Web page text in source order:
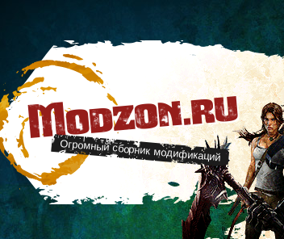
Modzon.ru
Огромный сборник модификаций